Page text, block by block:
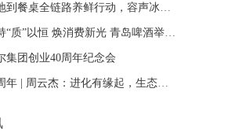
开启从原产地到餐桌全链路养鲜行动，容声冰箱助力乡村振兴
百年青啤：持“质”以恒 焕消费新光 青岛啤酒举办第47届“提高质量纪念日”活动
集团创业40周年纪念会
海尔创业40周年 | 周云杰：进化有缘起，生态无边界！